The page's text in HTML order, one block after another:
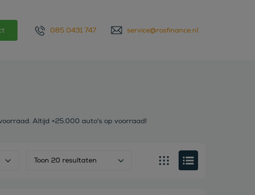
085 0431 747 service@rosfinance.nl
Altijd +25.000 auto's op voorraad!
Toon 20 resultaten